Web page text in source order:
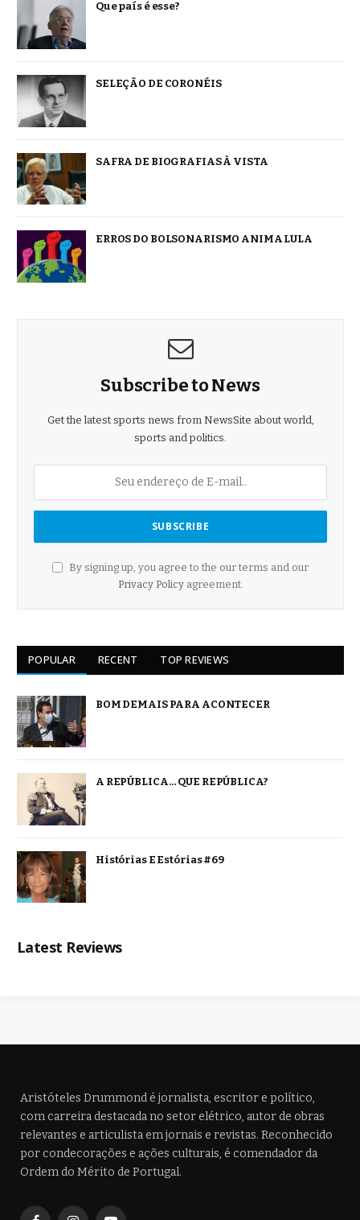
Que país é esse?
SELEÇÃO DE CORONÉIS
SAFRA DE BIOGRAFIAS À VISTA
ERROS DO BOLSONARISMO ANIMA LULA
Subscribe to News
Get the latest sports news from NewsSite about world,
sports and politics.
By signing up, you agree to the our terms and our
Privacy Policyagreement.
POPULAR RECENT TOP REVIEWS
BOM DEMAIS PARA ACONTECER
A REPÚBLICA… QUE REPÚBLICA?
Histórias E Estórias #69
Latest Reviews
Aristóteles Drummond é jornalista, escritor e político,
com carreira destacada no setor elétrico, autor de obras
relevantes e articulista em jornais e revistas. Reconhecido
por condecorações e ações culturais, é comendador da
Ordem do Mérito de Portugal.